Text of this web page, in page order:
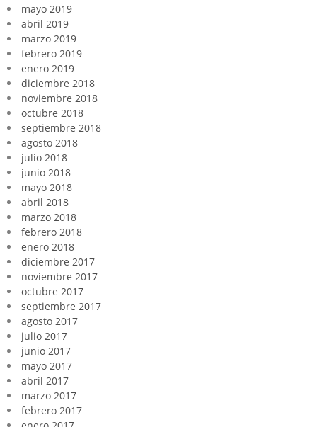
mayo 2019
abril 2019
marzo 2019
febrero 2019
enero 2019
diciembre 2018
noviembre 2018
octubre 2018
septiembre 2018
agosto 2018
julio 2018
junio 2018
mayo 2018
abril 2018
marzo 2018
febrero 2018
enero 2018
diciembre 2017
noviembre 2017
octubre 2017
septiembre 2017
agosto 2017
julio 2017
junio 2017
mayo 2017
abril 2017
marzo 2017
febrero 2017